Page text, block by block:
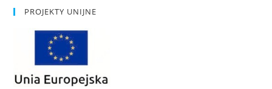
PROJEKTY UNIJNE